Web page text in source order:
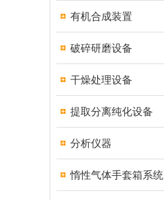
有机合成装置
破碎研磨设备
干燥处理设备
提取分离纯化设备
分析仪器
惰性气体手套箱系统